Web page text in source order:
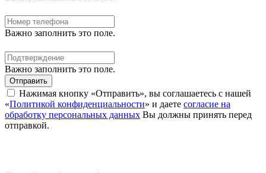
Важно заполнить это поле.
Важно заполнить это поле.
Отправить
Нажимая кнопку «Отправить», вы соглашаетесь с нашей
«Политикой конфиденциальности» и даете согласие на
обработку персональных данных Вы должны принять перед
отправкой.